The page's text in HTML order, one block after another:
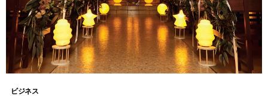
ビジネス